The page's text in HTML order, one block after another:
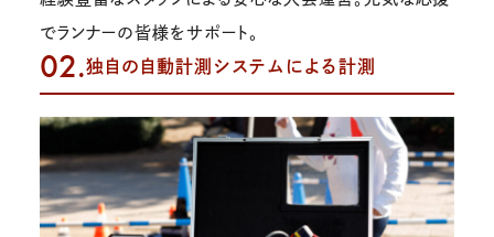
でランナーの皆様をサポート。
02.独自の自動計測システムによる計測